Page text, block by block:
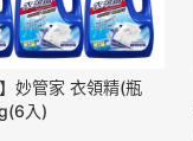
】妙管家 衣領精(瓶
入)